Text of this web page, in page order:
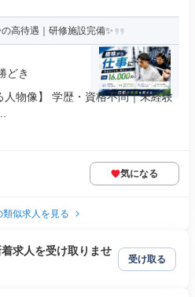
高待遇｜研修施設完備✨
どき
人物像】 学歴・資格不問｜未経験
気になる
類似求人を見る
求人を受け取りませ
受け取る